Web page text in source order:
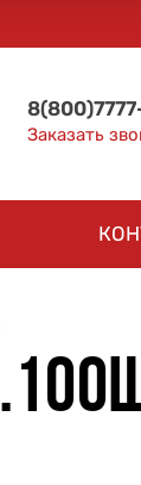
Заказать